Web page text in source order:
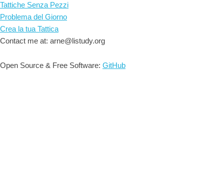
Tattiche Senza Pezzi
Problema del Giorno
Crea la tua Tattica
Contact me at: arne@listudy.org
Open Source & Free Software: GitHub